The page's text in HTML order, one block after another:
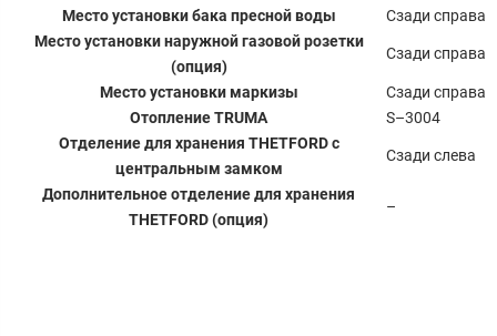
Место установки бака пресной воды
Сзади справа
Место установки наружной газовой розетки
(опция)
Сзади справа
Место установки маркизы
Сзади справа
Отопление TRUMA
S–3004
Отделение для хранения THETFORD с
центральным замком
Сзади слева
Дополнительное отделение для хранения
THETFORD (опция)
–